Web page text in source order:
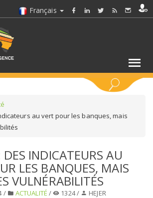
Français
SECTION
au vert pour les banques, mais
INDICATEURS AU
LES BANQUES, MAIS
VULNÉRABILITÉS
/ ACTUALITÉ / 1324 / HEJER